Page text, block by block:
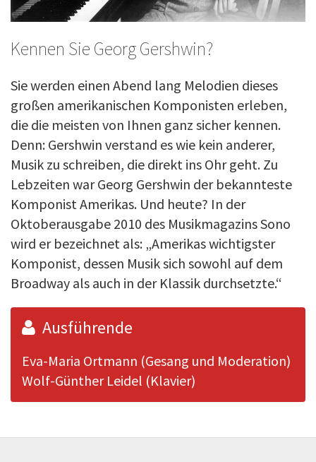
Kennen Sie Georg Gershwin?
Sie werden einen Abend lang Melodien dieses
großen amerikanischen Komponisten erleben,
die die meisten von Ihnen ganz sicher kennen.
Denn: Gershwin verstand es wie kein anderer,
Musik zu schreiben, die direkt ins Ohr geht. Zu
Lebzeiten war Georg Gershwin der bekannteste
Komponist Amerikas. Und heute? In der
Oktoberausgabe 2010 des Musikmagazins Sono
wird er bezeichnet als: „Amerikas wichtigster
Komponist, dessen Musik sich sowohl auf dem
Broadway als auch in der Klassik durchsetzte.“
Ausführende
Eva-Maria Ortmann (Gesang und Moderation)
Wolf-Günther Leidel (Klavier)